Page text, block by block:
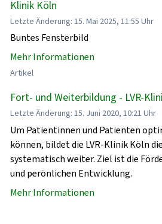
Klinik Köln
Letzte Änderung: 15. Mai 2025, 11:55 Uhr
Buntes Fensterbild
Mehr Informationen
Artikel
Fort- und Weiterbildung - LVR-
Letzte Änderung: 15. Juni 2020, 10:21 Uhr
Um Patientinnen und Patienten
können, bildet die LVR-Klinik Köln
systematisch weiter. Ziel ist die
und perönlichen Entwicklung.
Mehr Informationen